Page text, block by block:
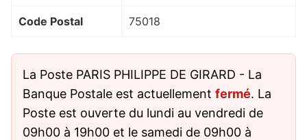
Code Postal 75018
La Poste PARIS PHILIPPE DE GIRARD - La
Banque Postale est actuellement fermé. La
Poste est ouverte du lundi au vendredi de
09h00 à 19h00 et le samedi de 09h00 à